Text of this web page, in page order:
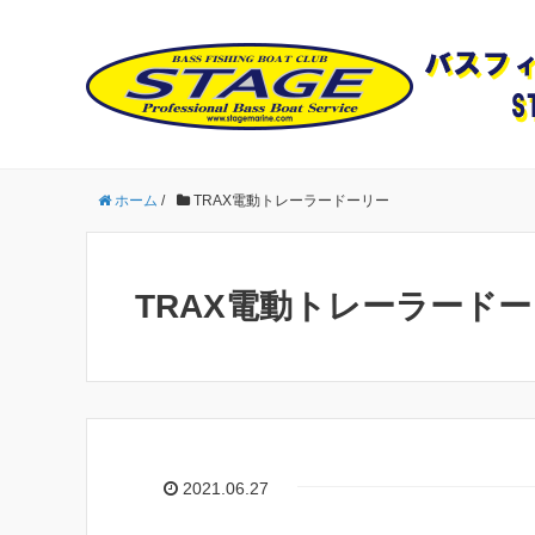
ホーム / TRAX電動トレーラードーリー
TRAX電動トレーラード
2021.06.27